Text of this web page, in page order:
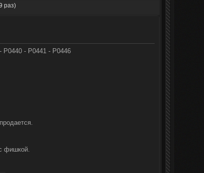
раз)
P0440 - P0441 - P0446
фишкой.